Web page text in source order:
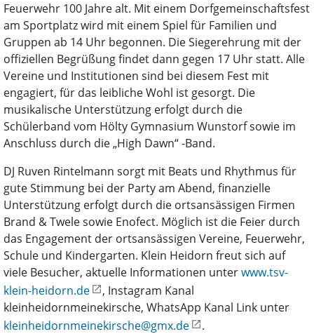
Feuerwehr 100 Jahre alt. Mit einem Dorfgemeinschaftsfest
am Sportplatz wird mit einem Spiel für Familien und
Gruppen ab 14 Uhr begonnen. Die Siegerehrung mit der
offiziellen Begrüßung findet dann gegen 17 Uhr statt. Alle
Vereine und Institutionen sind bei diesem Fest mit
engagiert, für das leibliche Wohl ist gesorgt. Die
musikalische Unterstützung erfolgt durch die
Schülerband vom Hölty Gymnasium Wunstorf sowie im
Anschluss durch die „High Dawn“ -Band.
DJ Ruven Rintelmann sorgt mit Beats und Rhythmus für
gute Stimmung bei der Party am Abend, finanzielle
Unterstützung erfolgt durch die ortsansässigen Firmen
Brand & Twele sowie Enofect. Möglich ist die Feier durch
das Engagement der ortsansässigen Vereine, Feuerwehr,
Schule und Kindergarten. Klein Heidorn freut sich auf
viele Besucher, aktuelle Informationen unterwww.tsv-
klein-heidorn.de
, Instagram Kanal
kleinheidornmeinekirsche, WhatsApp Kanal Link unter
kleinheidornmeinekirsche@gmx.de
.